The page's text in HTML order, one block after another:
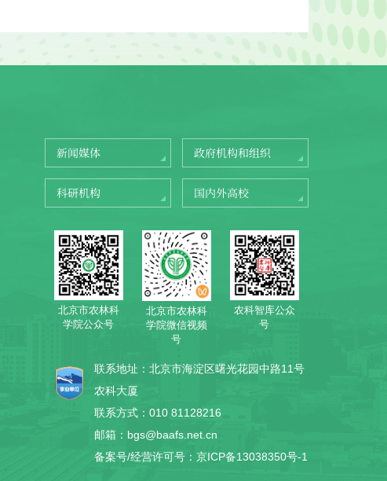
新闻媒体 政府机构和组织
科研机构 国内外高校
北京市农林科
学院公众号
北京市农林科
学院微信视频
号
农科智库公众
号
联系地址：北京市海淀区曙光花园中路11号
农科大厦
联系方式：010 81128216
邮箱：bgs@baafs.net.cn
备案号/经营许可号：京ICP备13038350号-1